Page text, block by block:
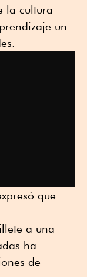
la cultura
un
que
a una
ha
de